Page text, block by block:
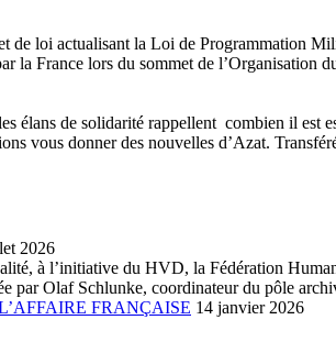
de loi actualisant la Loi de Programmation
la France lors du sommet de l’Organisation
élans de solidarité rappellent combien il est
vous donner des nouvelles d’Azat.
2026
à l’initiative du HVD, la Fédération
par Olaf Schlunke, coordinateur du pôle
FRANÇAISE 14 janvier 2026